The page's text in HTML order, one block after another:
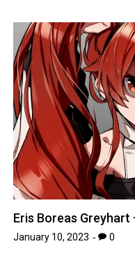
Eris Boreas Greyhart
January 10, 2023 0